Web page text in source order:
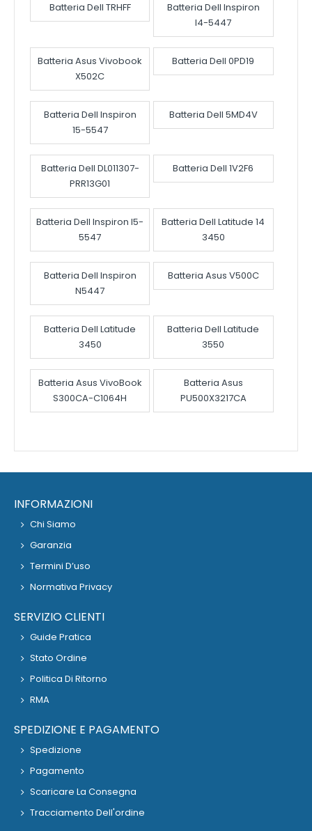
Batteria Dell TRHFF
Batteria Dell Inspiron
I4-5447
Batteria Asus Vivobook
X502C
Batteria Dell 0PD19
Batteria Dell Inspiron
15-5547
Batteria Dell 5MD4V
Batteria Dell DL011307-
PRR13G01
Batteria Dell 1V2F6
Batteria Dell Inspiron I5-
5547
Batteria Dell Latitude 14
3450
Batteria Dell Inspiron
N5447
Batteria Asus V500C
Batteria Dell Latitude
3450
Batteria Dell Latitude
3550
Batteria Asus VivoBook
S300CA-C1064H
Batteria Asus
PU500X3217CA
INFORMAZIONI
Chi Siamo
Garanzia
Termini D’uso
Normativa Privacy
SERVIZIO CLIENTI
Guide Pratica
Stato Ordine
Politica Di Ritorno
RMA
SPEDIZIONE E PAGAMENTO
Spedizione
Pagamento
Scaricare La Consegna
Tracciamento Dell'ordine